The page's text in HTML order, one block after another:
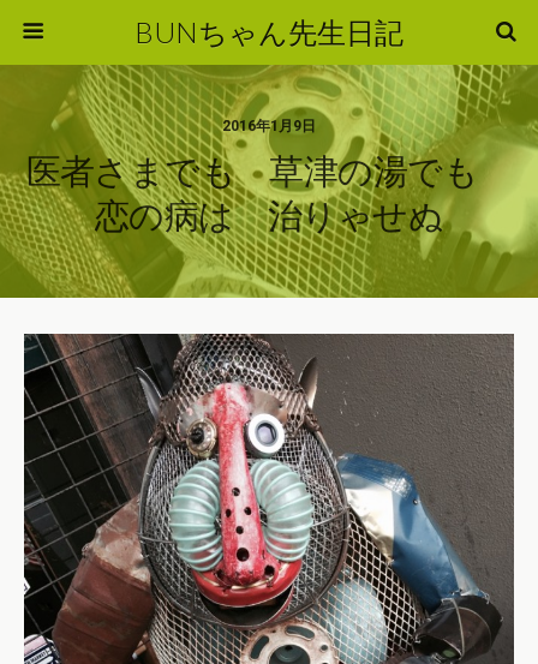
BUNちゃん先生日記
2016年1月9日
医者さまでも 草津の湯でも
恋の病は 治りゃせぬ